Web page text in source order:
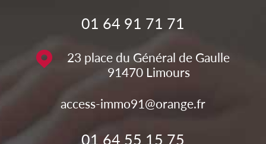
01 64 91 71 71
23 place du Général de Gaulle
91470 Limours
access-immo91@orange.fr
01 64 55 15 75